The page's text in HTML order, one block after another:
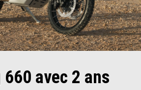
660 avec 2 ans